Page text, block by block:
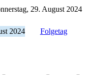
29. August 2024
2024 Folgetag